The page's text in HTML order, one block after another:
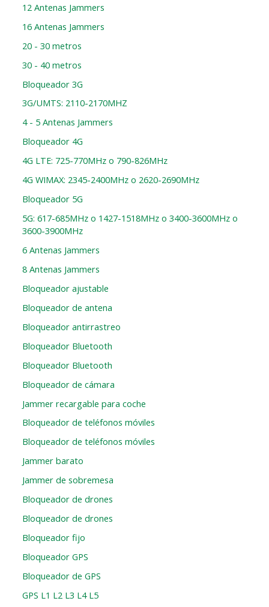
12 Antenas Jammers
16 Antenas Jammers
20 - 30 metros
30 - 40 metros
Bloqueador 3G
3G/UMTS: 2110-2170MHZ
4 - 5 Antenas Jammers
Bloqueador 4G
4G LTE: 725-770MHz o 790-826MHz
4G WIMAX: 2345-2400MHz o 2620-2690MHz
Bloqueador 5G
5G: 617-685MHz o 1427-1518MHz o 3400-3600MHz o
3600-3900MHz
6 Antenas Jammers
8 Antenas Jammers
Bloqueador ajustable
Bloqueador de antena
Bloqueador antirrastreo
Bloqueador Bluetooth
Bloqueador Bluetooth
Bloqueador de cámara
Jammer recargable para coche
Bloqueador de teléfonos móviles
Bloqueador de teléfonos móviles
Jammer barato
Jammer de sobremesa
Bloqueador de drones
Bloqueador de drones
Bloqueador fijo
Bloqueador GPS
Bloqueador de GPS
GPS L1 L2 L3 L4 L5